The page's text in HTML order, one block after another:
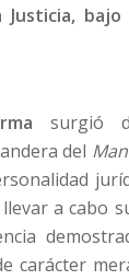
Justicia, bajo
surgió
del
a cabo
carácter